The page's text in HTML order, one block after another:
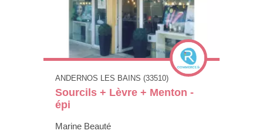
ANDERNOS LES BAINS (33510)
Sourcils + Lèvre + Menton -
épi
Marine Beauté